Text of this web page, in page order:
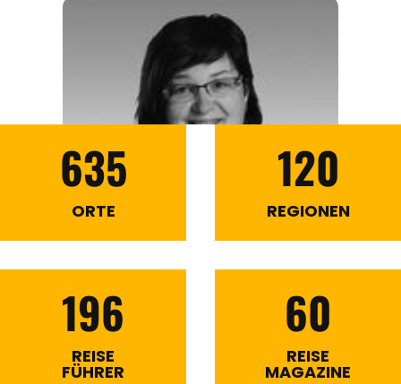
635
ORTE
120
REGIONEN
196
REISE
FÜHRER
60
REISE
MAGAZINE